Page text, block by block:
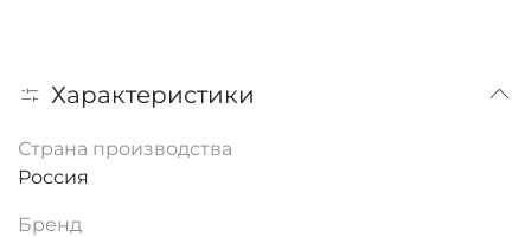
Характеристики
Страна производства
Россия
Бренд